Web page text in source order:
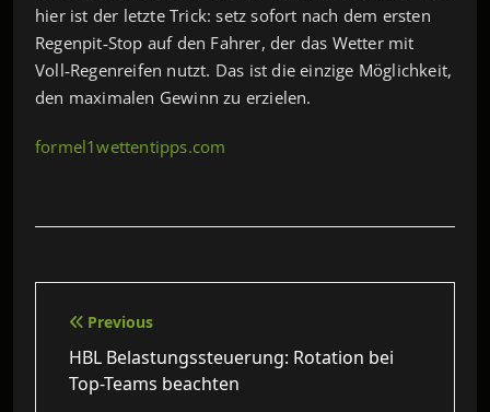
hier ist der letzte Trick: setz sofort nach dem ersten
Regenpit‑Stop auf den Fahrer, der das Wetter mit
Voll‑Regenreifen nutzt. Das ist die einzige Möglichkeit,
den maximalen Gewinn zu erzielen.
formel1wettentipps.com
Beitragsnavigation
Previous
HBL Belastungssteuerung: Rotation bei
Top-Teams beachten